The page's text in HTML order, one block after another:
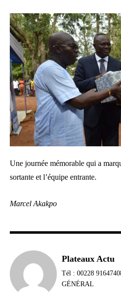
Une journée mémorable qui a
sortante et l’équipe entrante.
Marcel Akakpo
Plateaux Actu
Tél : 00228
GÉNÉRAL